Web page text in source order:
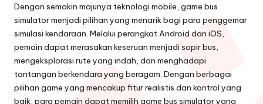
Dengan semakin majunya teknologi mobile, game bus
simulator menjadi pilihan yang menarik bagi para penggemar
simulasi kendaraan. Melalui perangkat Android dan iOS,
pemain dapat merasakan keseruan menjadi sopir bus,
mengeksplorasi rute yang indah, dan menghadapi
tantangan berkendara yang beragam. Dengan berbagai
pilihan game yang mencakup fitur realistis dan kontrol yang
baik, para pemain dapat memilih game bus simulator yang